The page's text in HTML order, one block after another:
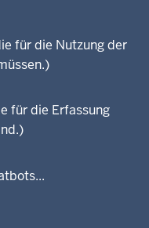
für die Nutzung der
für die Erfassung
NRW